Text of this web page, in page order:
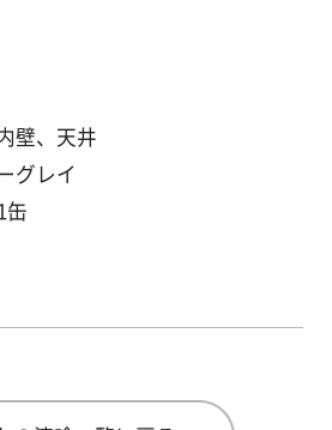
壁、天井
グレイ
缶